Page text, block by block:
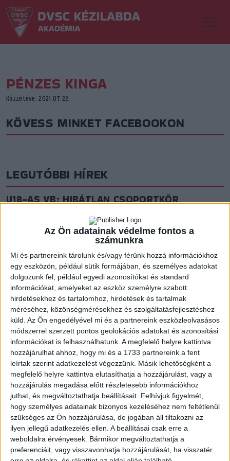
Az Ön adatainak védelme fontos a
számunkra
Mi és partnereink tárolunk és/vagy férünk hozzá információkhoz
egy eszközön, például sütik formájában, és személyes adatokat
dolgozunk fel, például egyedi azonosítókat és standard
információkat, amelyeket az eszköz személyre szabott
hirdetésekhez és tartalomhoz, hirdetések és tartalmak
méréséhez, közönségmérésekhez és szolgáltatásfejlesztéshez
küld. Az Ön engedélyével mi és a partnereink eszközleolvasásos
módszerrel szerzett pontos geolokációs adatokat és azonosítási
információkat is felhasználhatunk. A megfelelő helyre kattintva
hozzájárulhat ahhoz, hogy mi és a 1733 partnereink a fent
leírtak szerint adatkezelést végezzünk. Másik lehetőségként a
megfelelő helyre kattintva elutasíthatja a hozzájárulást, vagy a
hozzájárulás megadása előtt részletesebb információkhoz
juthat, és megváltoztathatja beállításait. Felhívjuk figyelmét,
hogy személyes adatainak bizonyos kezeléséhez nem feltétlenül
szükséges az Ön hozzájárulása, de jogában áll tiltakozni az
ilyen jellegű adatkezelés ellen. A beállításai csak erre a
weboldalra érvényesek. Bármikor megváltoztathatja a
preferenciáit, vagy visszavonhatja hozzájárulását, ha visszatér
PÉNZES KINGA
Közzétéve: 2021.07.22.
KÖVESS MINKET FACEBOOKON
LEGUTÓBBI HÍREK
U18-AS VB: HIBÁTLAN CSOPORTKÖR
Mindhárom csoportmérkőzését megnyerte a magyar ifjúsági válogatott az
Bővebben →
SORSOLTAK AZ NB I/B-BEN
2026.07.31. 19:57
Akadémistáink az előző évekhez hasonlóan a 2026/2027-es szezonban is
megméretteti...Bővebben →
U18-AS VB: KEZDŐDIK!
2026.07.28. 13:42
Első világbajnokságára készül a 2008-2009-es születésű játékosok alkotta
magyar ifjúsági...Bővebben →
U16-OS NYÍLT EB: EZÜSTÉRMES A MAGYAR
VÁLOGATOTT!
2026.07.04. 10:51
Első nemzetközi megmérettetésén, a svédországi U16-os nyílt Európa-
bajnokságon rögtön ezüstérmet...Bővebben →